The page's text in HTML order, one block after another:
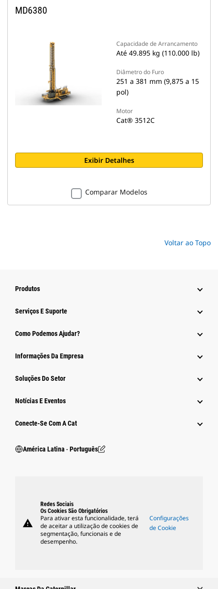
MD6380
Capacidade de Arrancamento
Até 49.895 kg (110.000 lb)
Diâmetro do Furo
251 a 381 mm (9,875 a 15
pol)
Motor
Cat® 3512C
Exibir Detalhes
Comparar Modelos
Voltar ao Topo
Produtos
Serviços E Suporte
Como Podemos Ajudar?
Informações Da Empresa
Soluções Do Setor
Notícias E Eventos
Conecte-Se Com A Cat
América Latina ‧ Português
warning
Redes Sociais
Os Cookies São Obrigatórios
Para ativar esta funcionalidade, terá
de aceitar a utilização de cookies de
segmentação, funcionais e de
desempenho.
Configurações
de Cookie